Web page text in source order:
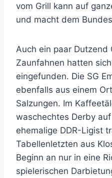
vom Grill kann auf
und macht dem
Auch ein paar
Zaunfahnen hatten
eingefunden. Die SG
ebenfalls aus einem
Salzungen. Im
waschechtes Derby
ehemalige DDR-Ligist
Tabellenletzten aus
Beginn an nur in eine
spielerischen